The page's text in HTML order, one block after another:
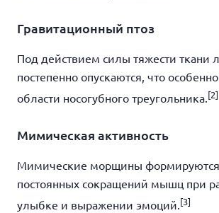
Гравитационный птоз
Под действием силы тяжести ткани
постепенно опускаются, что
области носогубного треугольника. [2]
Мимическая активность
Мимические морщины формируются
постоянных сокращений мышц при
улыбке и выражении эмоций. [3]